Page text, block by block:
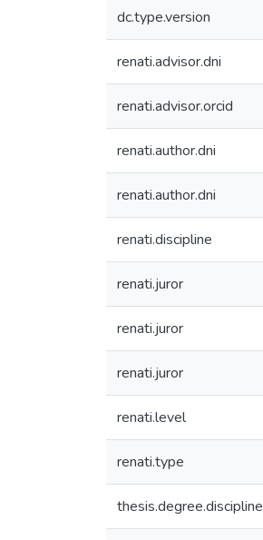
dc.type.version
renati.advisor.dni
renati.advisor.orcid
renati.author.dni
renati.author.dni
renati.discipline
renati.juror
renati.juror
renati.juror
renati.level
renati.type
thesis.degree.discipline